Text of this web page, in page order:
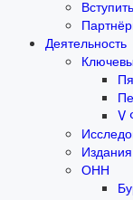
Деятельность
V
Издания
ОНН